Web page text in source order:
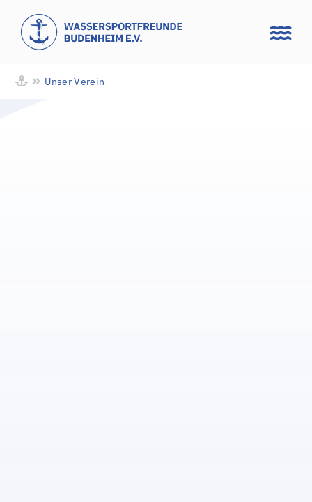
Zum
Inhalt
springen
Unser Verein